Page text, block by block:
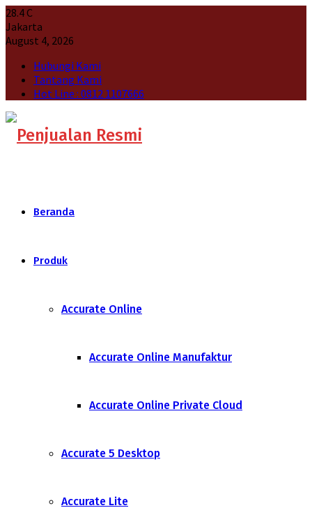
28.4C
Jakarta
August 4, 2026
Hubungi Kami
Tantang Kami
Hot Line : 0812 1107666
Beranda
Produk
Accurate Online
Accurate Online Manufaktur
Accurate Online Private Cloud
Accurate 5 Desktop
Accurate Lite